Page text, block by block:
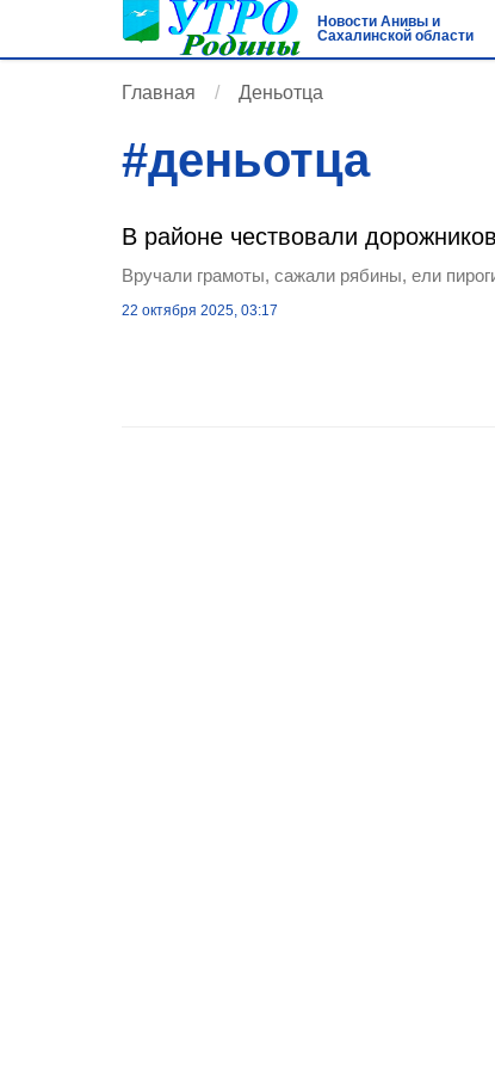
Новости Анивы и
Сахалинской области
Главная Деньотца
#деньотца
В районе чествовали
Вручали грамоты, сажали рябины, ели
22 октября 2025, 03:17